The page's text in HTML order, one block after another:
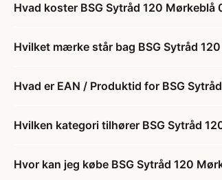
Hvad koster BSG Sytråd 120 Mørkeblå
Hvilket mærke står bag BSG Sytråd
Hvad er EAN / Produktid for BSG
Hvilken kategori tilhører BSG Sytråd
Hvor kan jeg købe BSG Sytråd 120